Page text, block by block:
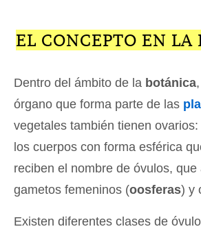
EL CONCEPTO EN LA
Dentro del ámbito de la botánica
órgano que forma parte de las
vegetales también tienen
los cuerpos con forma esférica
reciben el nombre de óvulos, que
gametos femeninos (oosferas) y
Existen diferentes clases de